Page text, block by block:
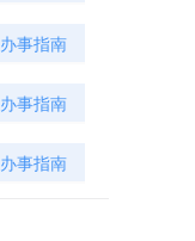
办事指南
办事指南
办事指南